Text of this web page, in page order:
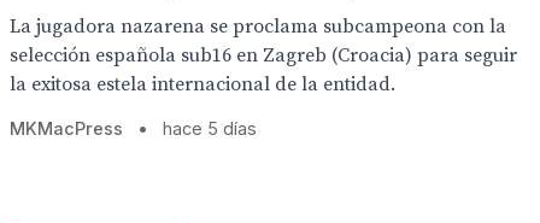
La jugadora nazarena se proclama subcampeona con la
selección española sub16 en Zagreb (Croacia) para seguir
la exitosa estela internacional de la entidad.
MKMacPress • hace 5 días